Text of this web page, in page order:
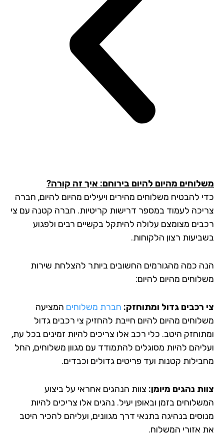
מהיום להיום בירוחם: איך זה קורה?
להבטיח משלוחים מהירים ויעילים מהיום להיום, חברה
לעמוד במספר דרישות קריטיות. חברה קטנה עם צי
מצומצם עלולה להיתקל בקשיים רבים ולפגוע
רצון הלקוחות.
כמה מהגורמים החשובים ביותר להצלחת שירות
מהיום להיום:
רכבים גדול ומתוחזק:חברת משלוחיםהמציעה
מהיום להיום חייבת להחזיק צי רכבים גדול
היטב. כלי רכב אלו צריכים להיות זמינים בכל עת,
להיות מסוגלים להתמודד עם מגוון משלוחים, החל
קטנות ועד פריטים גדולים וכבדים.
נהגים מיומן:צוות הנהגים אחראי על ביצוע
בזמן ובאופן יעיל. נהגים אלו צריכים להיות
בנהיגה בתנאי דרך מגוונים, ועליהם להכיר היטב
אזורי המשלוח.